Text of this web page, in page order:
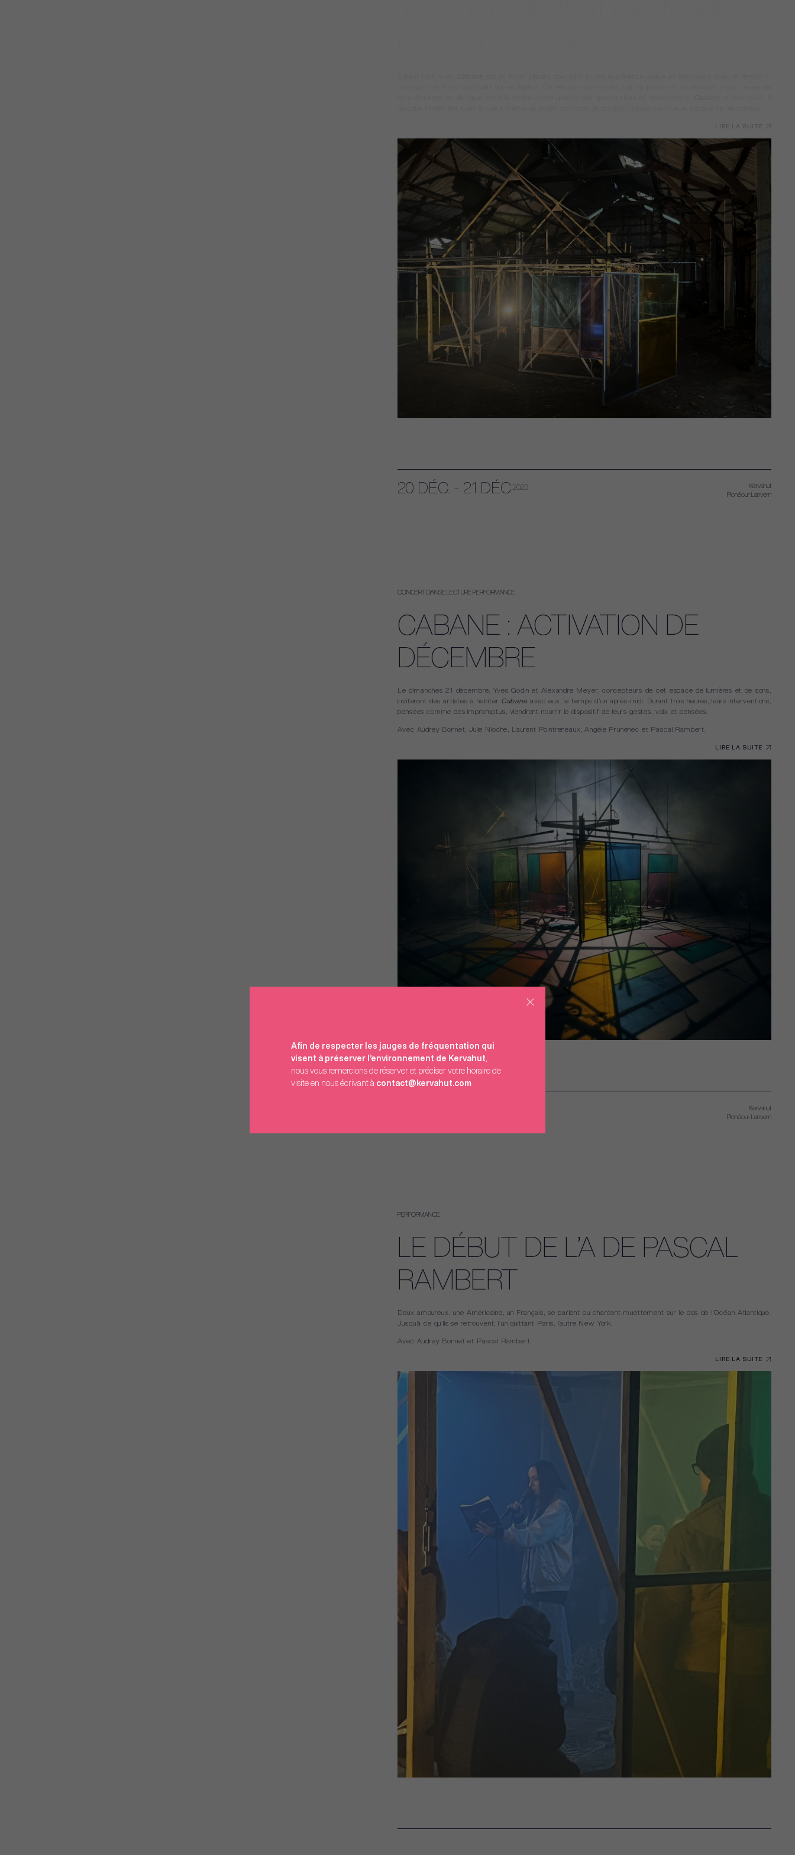
LIRE LA SUITE
20 DÉC. - 21 DÉC.2025
Kervahut
Plonéour-Lanvern
CONCERTDANSELECTUREPERFORMANCE
CABANE : ACTIVATION DE
DÉCEMBRE
Le dimanches 21 décembre, Yves Godin et Alexandre Meyer, concepteurs de cet espace de lumières et de sons,
inviteront des artistes à habiter Cabane avec eux, le temps d’un après-midi. Durant trois heures, leurs interventions,
pensées comme des impromptus, viendront nourrir le dispositif de leurs gestes, voix et pensées.
Avec Audrey Bonnet, Julie Nioche, Laurent Pointreneaux, Angèle Prunenec et Pascal Rambert.
LIRE LA SUITE
Kervahut
Plonéour-Lanvern
PERFORMANCE
LE DÉBUT DE L’A DE PASCAL
RAMBERT
Deux amoureux, une Américaine, un Français, se parlent ou chantent muettement sur le dos de l’Océan Atlantique.
Jusqu’à ce qu’ils se retrouvent, l’un quittant Paris, l’autre New York.
Avec Audrey Bonnet et Pascal Rambert.
LIRE LA SUITE
Afin de respecter les jauges de fréquentation qui
visent à préserver l’environnement de Kervahut
nous vous remercions de réserver et préciser votre horaire de
visite en nous écrivant à contact@kervahut.com